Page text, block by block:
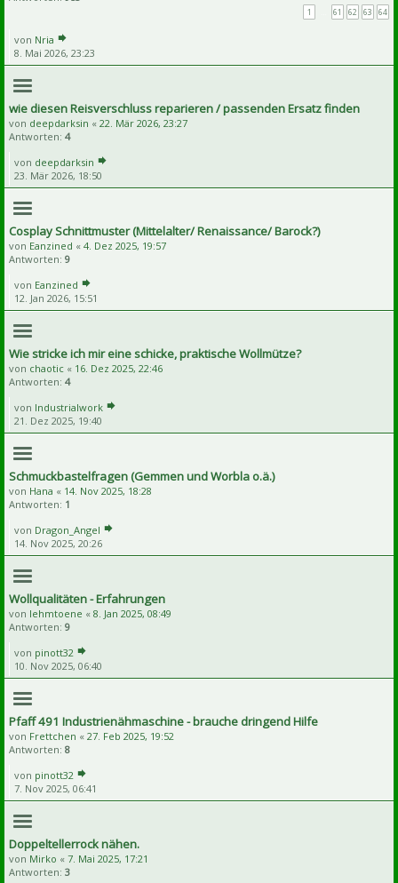
1 61 62 63 64
von Nria
8. Mai 2026, 23:23
wie diesen Reisverschluss reparieren / passenden Ersatz finden
von deepdarksin « 22. Mär 2026, 23:27
Antworten: 4
von deepdarksin
23. Mär 2026, 18:50
Cosplay Schnittmuster (Mittelalter/ Renaissance/ Barock?)
von Eanzined « 4. Dez 2025, 19:57
Antworten: 9
von Eanzined
12. Jan 2026, 15:51
Wie stricke ich mir eine schicke, praktische Wollmütze?
von chaotic « 16. Dez 2025, 22:46
Antworten: 4
von Industrialwork
21. Dez 2025, 19:40
Schmuckbastelfragen (Gemmen und Worbla o.ä.)
von Hana « 14. Nov 2025, 18:28
Antworten: 1
von Dragon_Angel
14. Nov 2025, 20:26
Wollqualitäten - Erfahrungen
von lehmtoene « 8. Jan 2025, 08:49
Antworten: 9
von pinott32
10. Nov 2025, 06:40
Pfaff 491 Industrienähmaschine - brauche dringend Hilfe
von Frettchen « 27. Feb 2025, 19:52
Antworten: 8
von pinott32
7. Nov 2025, 06:41
Doppeltellerrock nähen.
von Mirko « 7. Mai 2025, 17:21
Antworten: 3